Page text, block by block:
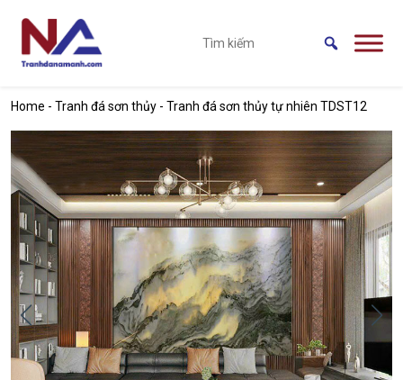
Home - Tranh đá sơn thủy - Tranh đá sơn thủy tự nhiên TDST12